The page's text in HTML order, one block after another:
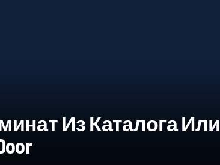
Из Каталога Или